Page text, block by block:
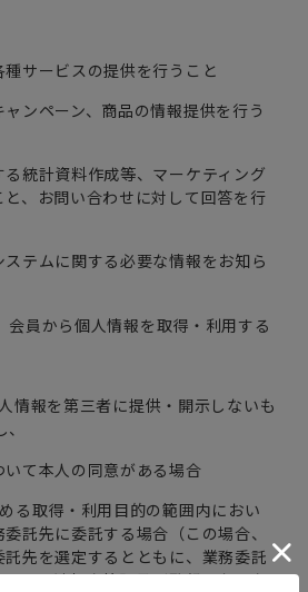
サービスの提供を行うこと
ンペーン、商品の情報提供を行う
る統計資料作成等、マーケティング
と、お問い合わせに対して回答を行
ステムに関する必要な情報をお知ら
会員から個人情報を取得・利用する
情報を第三者に提供・開示しないも
て本人の同意がある場合
る取得・利用目的の範囲内におい
託先に委託する場合（この場合、
先を選定するとともに、業務委託
かつ適切な管理及び監督をおこな